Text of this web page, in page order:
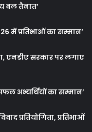
बल तैनात’
में प्रतिभाओं का सम्मान’
एनडीए सरकार पर लगाए
अभ्यर्थियों का सम्मान’
प्रतियोगिता, प्रतिभाओं